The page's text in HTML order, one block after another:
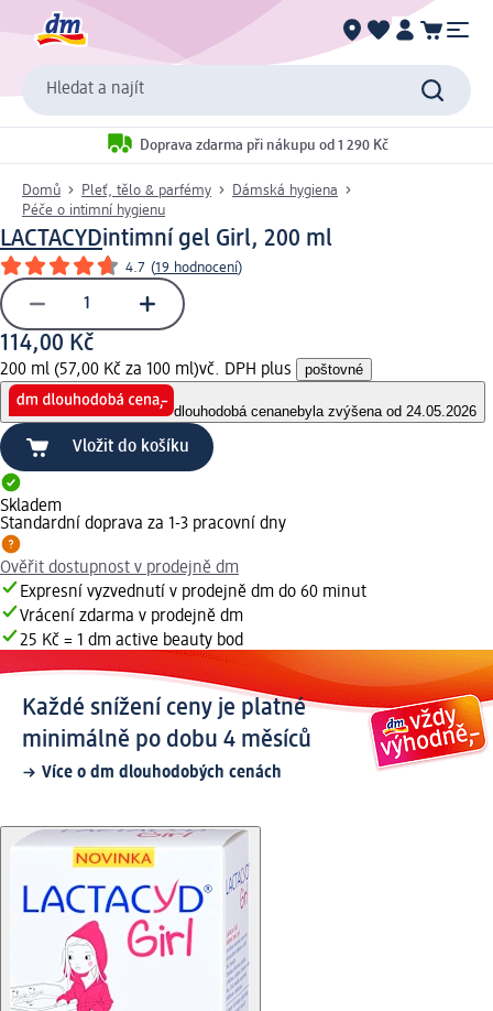
Hledat a najít
Doprava zdarma při nákupu od 1 290 Kč
Domů Pleť, tělo & parfémy
Dámská hygiena
Péče o intimní hygienu
LACTACYDintimní gel Girl, 200 ml
4.7 (19 hodnocení)
114,00 Kč
200 ml (57,00 Kč za 100 ml)vč. DPH plus poštovné
dlouhodobá cenanebyla zvýšena od 24.05.2026
Vložit do košíku
Skladem
Standardní doprava za 1-3 pracovní dny
Ověřit dostupnost v prodejně dm
Expresní vyzvednutí v prodejně dm do 60 minut
Vrácení zdarma v prodejně dm
25 Kč = 1 dm active beauty bod
Každé snížení ceny je platné
minimálně po dobu 4 měsíců
Více o dm dlouhodobých cenách